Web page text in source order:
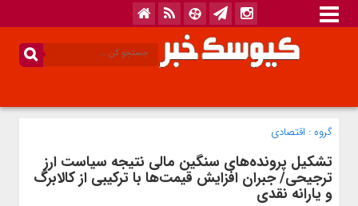
گروه : اقتصادی
تشکیل پرونده‌های سنگین مالی نتیجه سیاست ارز
ترجیحی/ جبران افزایش قیمت‌ها با ترکیبی از کالابرگ
و یارانه نقدی